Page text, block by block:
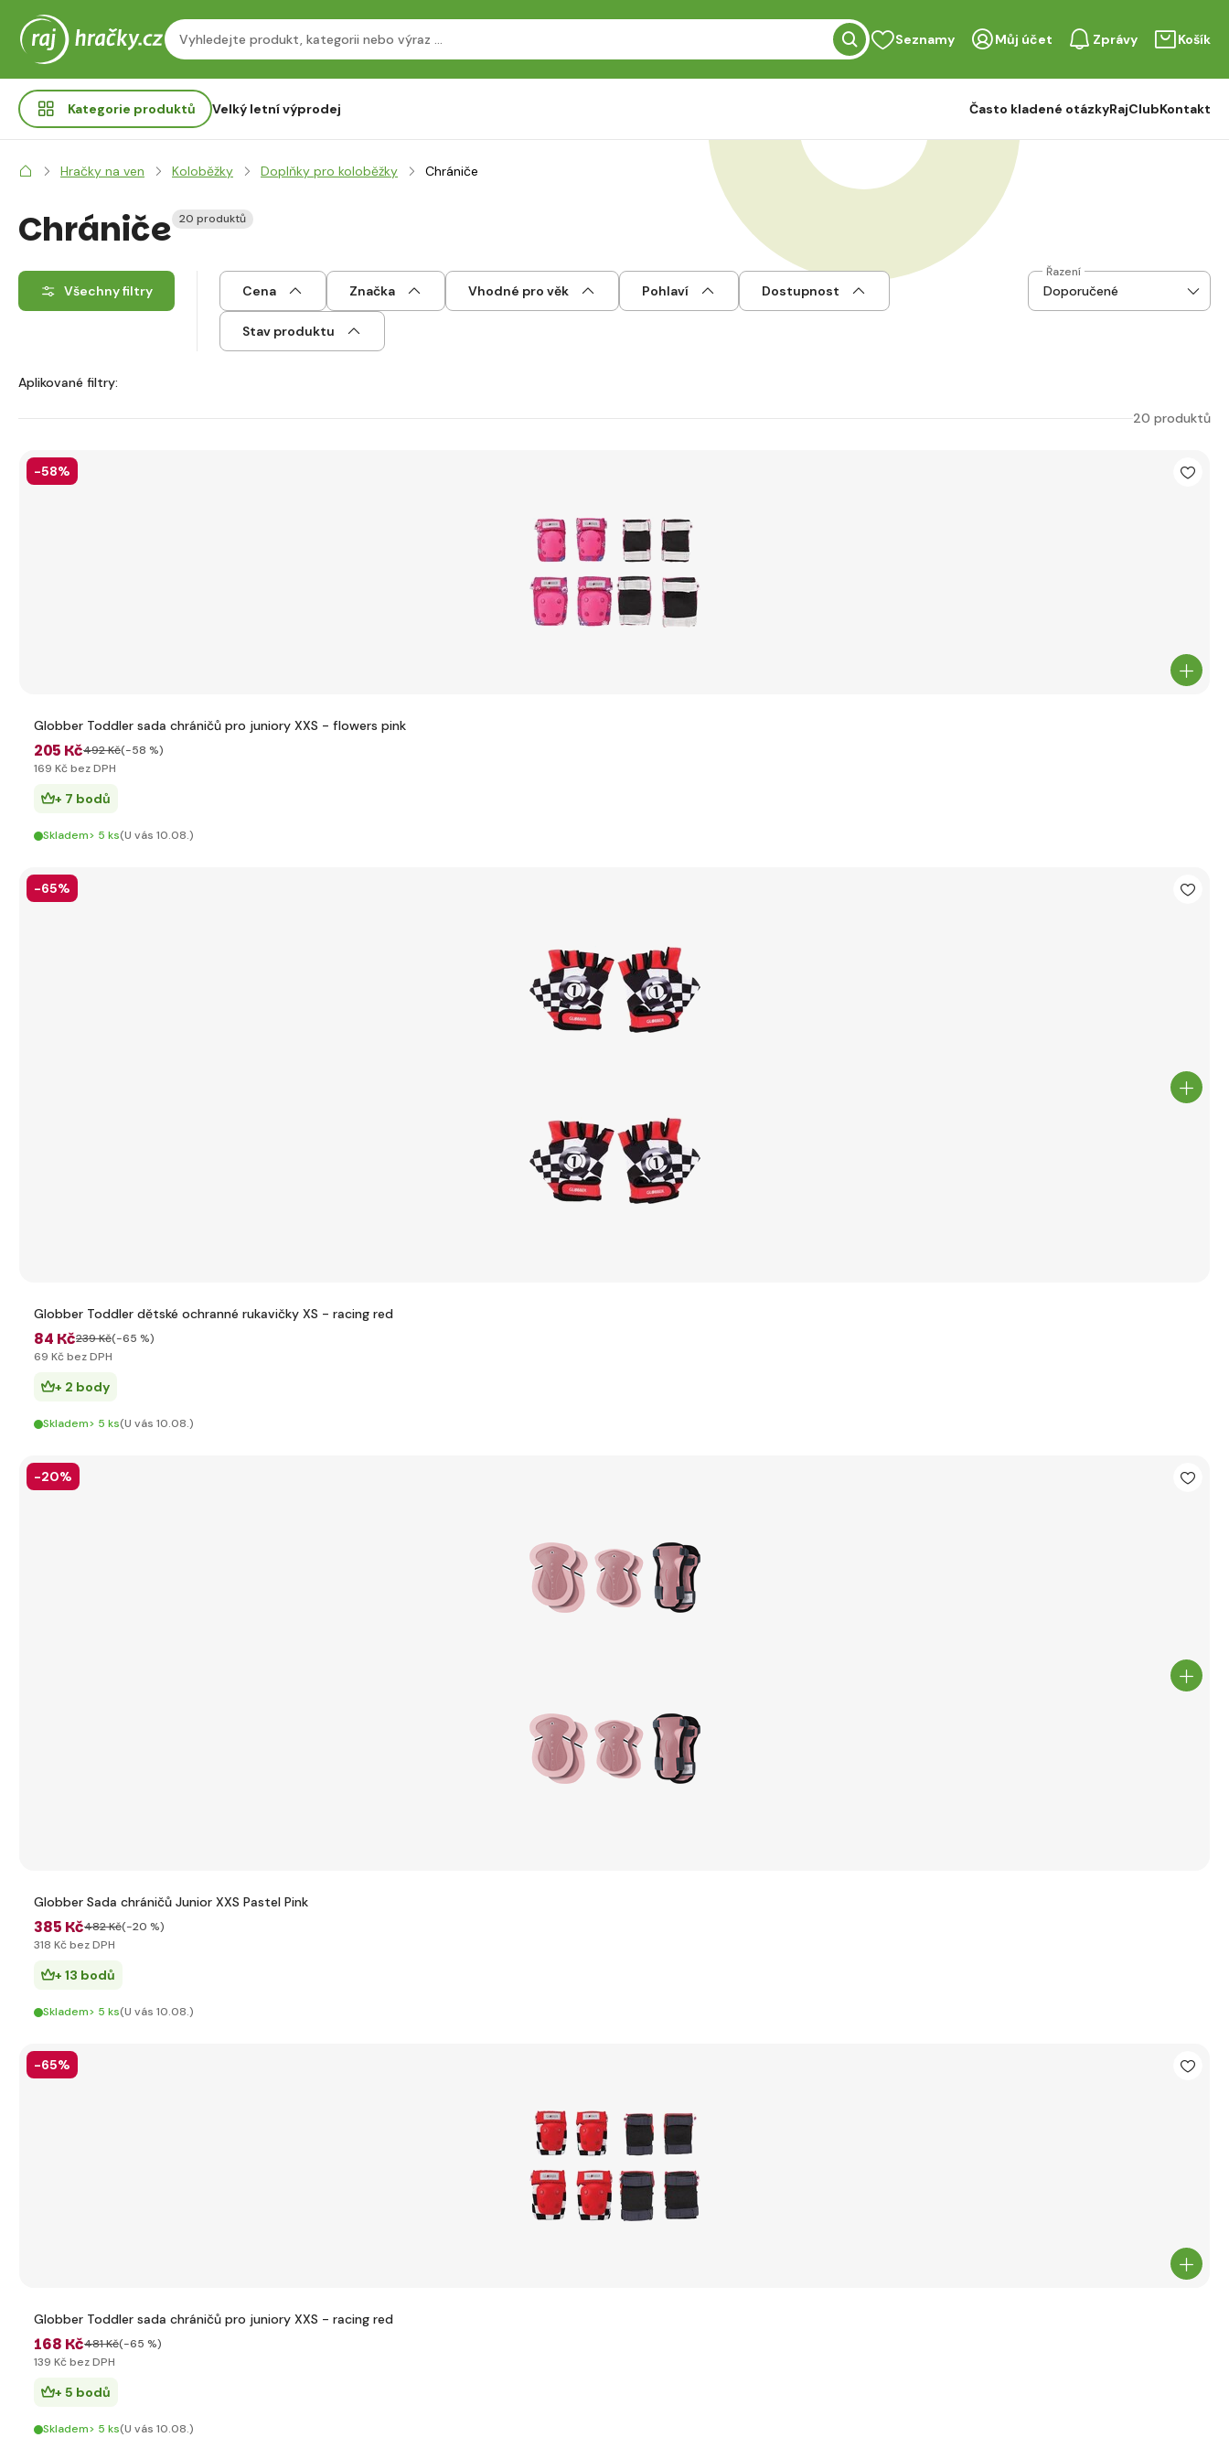
Seznamy Můj účet Zprávy Košík
Kategorie produktů Velký letní výprodej Často kladené otázkyRajClubKontakt
Hračky na ven Koloběžky Doplňky pro koloběžky Chrániče
Chrániče 20 produktů
Všechny filtry Cena Značka Vhodné pro věk Pohlaví Dostupnost
Stav produktu
Řazení
Aplikované filtry:
20 produktů
-58%
Globber Toddler sada chráničů pro juniory XXS - flowers pink
205 Kč492 Kč(-58 %)
169 Kč bez DPH
+ 7 bodů
Skladem> 5 ks(U vás 10.08.)
-65%
Globber Toddler dětské ochranné rukavičky XS - racing red
84 Kč239 Kč(-65 %)
69 Kč bez DPH
+ 2 body
Skladem> 5 ks(U vás 10.08.)
-20%
Globber Sada chráničů Junior XXS Pastel Pink
385 Kč482 Kč(-20 %)
318 Kč bez DPH
+ 13 bodů
Skladem> 5 ks(U vás 10.08.)
-65%
Globber Toddler sada chráničů pro juniory XXS - racing red
168 Kč481 Kč(-65 %)
139 Kč bez DPH
+ 5 bodů
Skladem> 5 ks(U vás 10.08.)